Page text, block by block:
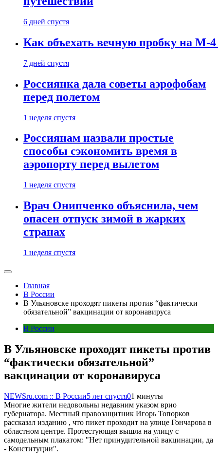
6 дней спустя
Как объехать вечную пробку на М-
7 дней спустя
Россиянка дала советы аэрофобам
перед полетом
1 неделя спустя
Россиянам назвали простые
способы сэкономить время в
аэропорту перед вылетом
1 неделя спустя
Врач Онипченко объяснила, чем
опасен отпуск зимой в жарких
странах
1 неделя спустя
Главная
В России
В Ульяновске проходят пикеты против “фактически
обязательной” вакцинации от коронавируса
В России
В Ульяновске проходят пикеты против
“фактически обязательной”
вакцинации от коронавируса
NEWSru.com :: В России5 лет спустя01 минуты
Многие жители недовольны недавним указом врио
губернатора. Местный правозащитник Игорь Топорков
рассказал изданию , что пикет проходит на улице Гончарова в
областном центре. Протестующая вышла на улицу с
самодельным плакатом: "Нет принудительной вакцинации, да
- Конституции".